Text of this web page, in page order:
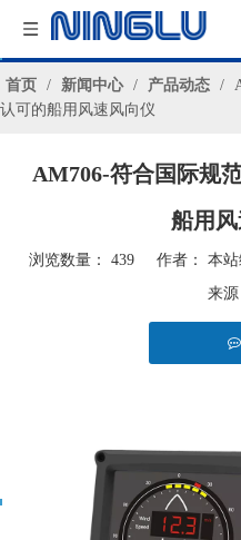
首页 / 新闻中心 / 产品动态 /
认可的船用风速风向仪
AM706-符合国际规
船用
浏览数量： 439作者： 本站
来源